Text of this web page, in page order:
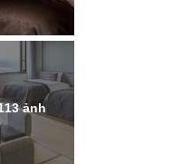
ảnh